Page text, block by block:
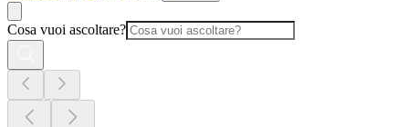
Cosa vuoi ascoltare?